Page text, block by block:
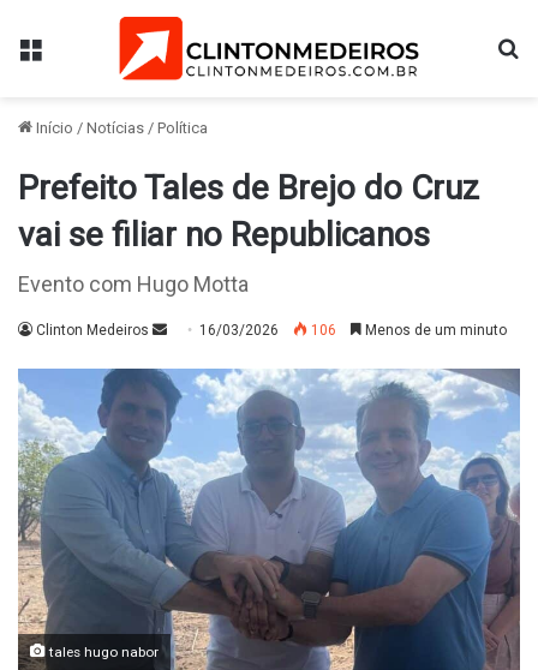
Menu
Início / Notícias / Política
Prefeito Tales de Brejo do Cruz
vai se filiar no Republicanos
Evento com Hugo Motta
Clinton Medeiros
Mande
e-
mail
16/03/2026 106 Menos de um minuto
tales hugo nabor